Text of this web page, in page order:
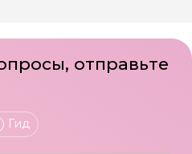
отправьте
Гид